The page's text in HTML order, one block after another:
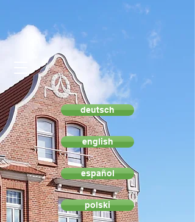
english
español
deutsch
polski